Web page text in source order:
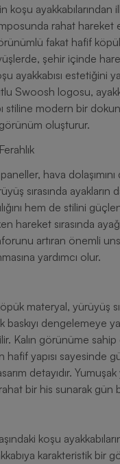
koşu
rahat hareket
fakat hafif
şehir içinde
ayakkabısı estetiğini
Swoosh logosu,
stiline modern bir
oluşturur.
paneller, hava
sırasında
hem de stilini
sırasında
artıran önemli
yardımcı olur.
materyal, yürüyüş
dengelemeye
görünüme sahip
hafif yapısı sayesinde
detayıdır. Yumuşak
bir his sunarak gün
koşu
karakteristik bir